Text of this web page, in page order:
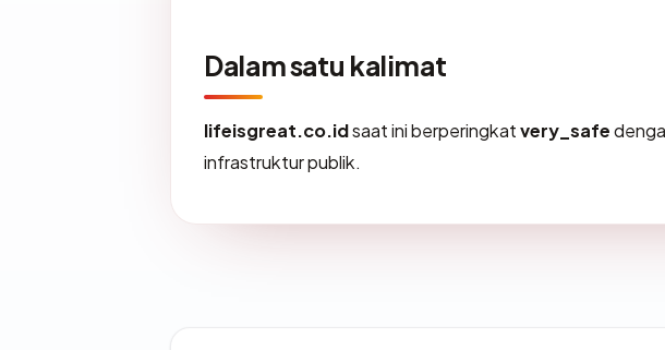
Dalam satu kalimat
lifeisgreat.co.idsaat ini berperingkatvery_safe
infrastruktur publik.